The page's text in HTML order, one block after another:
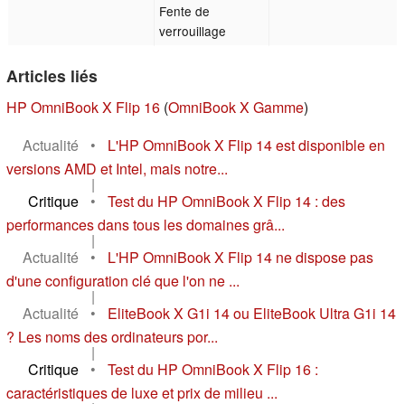
Fente de
verrouillage
Articles liés
HP OmniBook X Flip 16 (OmniBook X Gamme)
Actualité
•
L'HP OmniBook X Flip 14 est disponible en
versions AMD et Intel, mais notre...
|
Critique
•
Test du HP OmniBook X Flip 14 : des
performances dans tous les domaines grâ...
|
Actualité
•
L'HP OmniBook X Flip 14 ne dispose pas
d'une configuration clé que l'on ne ...
|
Actualité
•
EliteBook X G1i 14 ou EliteBook Ultra G1i 14
? Les noms des ordinateurs por...
|
Critique
•
Test du HP OmniBook X Flip 16 :
caractéristiques de luxe et prix de milieu ...